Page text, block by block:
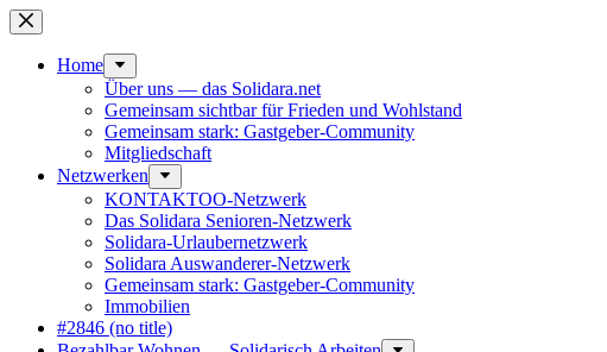
Skip
to
contentHome
Über uns — das Solidara.net
Gemeinsam sichtbar für Frieden und Wohlstand
Gemeinsam stark: Gastgeber-Community
Mitglied­schaft
Netzwerken
KONTAKTOO-Netzwerk
Das Solidara Senioren-Netzwerk
Solidara-Urlau­­ber­­netzwerk
Solidara Auswan­­derer-Netzwerk
Gemeinsam stark: Gastgeber-Community
Immobilien
#2846 (no title)